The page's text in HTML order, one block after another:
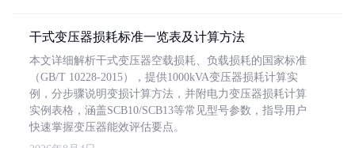
干式变压器损耗标准一览表及计算方法
本文详细解析干式变压器空载损耗、负载损耗的国家标准
（GB/T 10228-2015），提供1000kVA变压器损耗计算实
例，分步骤说明变损计算方法，并附电力变压器损耗计算
实例表格，涵盖SCB10/SCB13等常见型号参数，指导用户
快速掌握变压器能效评估要点。